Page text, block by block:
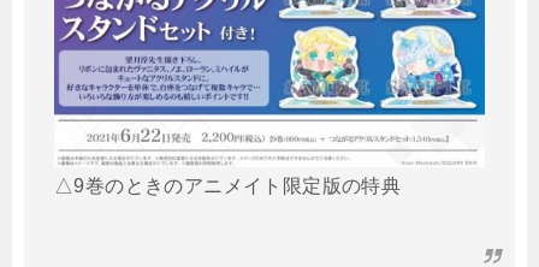
△9巻のときのアニメイト限定版の特典